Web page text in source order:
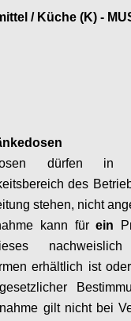
/ Küche (K) -
dürfen in
des
stehen, nicht
kann fürein
erhältlich ist
gilt nicht bei